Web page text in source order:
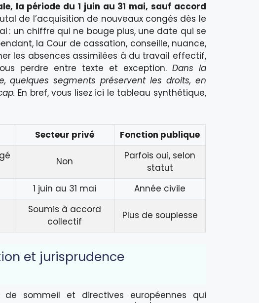
la période du 1 juin au 31 mai, sauf accord
de l’acquisition de nouveaux congés dès le
: un chiffre qui ne bouge plus, une date qui se
la Cour de cassation, conseille, nuance,
les absences assimilées à du travail effectif,
perdre entre texte et exception. Dans la
quelques segments préservent les droits, en
En bref, vous lisez ici le tableau synthétique,
Secteur privé
Fonction publique
Non
Parfois oui, selon
statut
1 juin au 31 mai Année civile
Soumis à accord
collectif
Plus de souplesse
et jurisprudence
de sommeil et directives européennes qui